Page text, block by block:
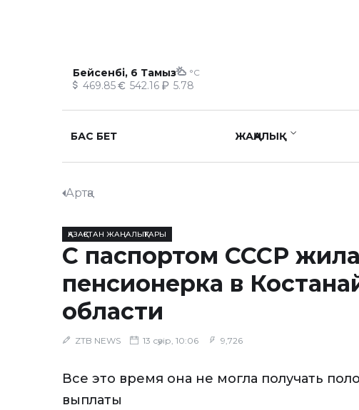
Бейсенбі, 6 Тамыз °C
469.85 542.16 5.78
БАС БЕТ ЖАҢАЛЫҚ
Артқа
ҚАЗАҚСТАН ЖАҢАЛЫҚТАРЫ
С паспортом СССР жила
пенсионерка в
области
ZTB NEWS 13 сәуір, 10:06 9,726
Все это время она не могла получать
выплаты